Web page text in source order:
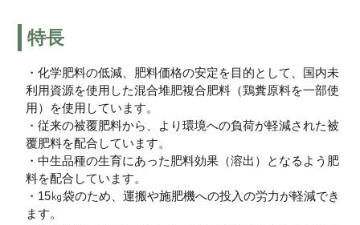
特長
・化学肥料の低減、肥料価格の安定を目的として、国内未
利用資源を使用した混合堆肥複合肥料（鶏糞原料を一部使
用）を使用しています。
・従来の被覆肥料から、より環境への負荷が軽減された被
覆肥料を配合しています。
・中生品種の生育にあった肥料効果（溶出）となるよう肥
料を配合しています。
・15㎏袋のため、運搬や施肥機への投入の労力が軽減でき
ます。